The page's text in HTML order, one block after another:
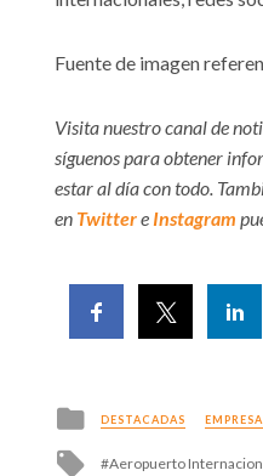
Fuente de imagen
Visita nuestro canal de
síguenos para obtener
estar al día con todo.
en Twittere Instagram
Posted
in
DESTACADAS
Tagged
Aeropuerto